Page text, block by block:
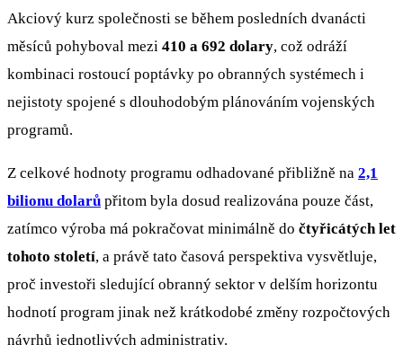
Akciový kurz společnosti se během posledních dvanácti
měsíců pohyboval mezi 410 a 692 dolary, což odráží
kombinaci rostoucí poptávky po obranných systémech i
nejistoty spojené s dlouhodobým plánováním vojenských
programů.
Z celkové hodnoty programu odhadované přibližně na 2,1
bilionu dolarů přitom byla dosud realizována pouze část,
zatímco výroba má pokračovat minimálně do čtyřicátých let
tohoto století, a právě tato časová perspektiva vysvětluje,
proč investoři sledující obranný sektor v delším horizontu
hodnotí program jinak než krátkodobé změny rozpočtových
návrhů jednotlivých administrativ.